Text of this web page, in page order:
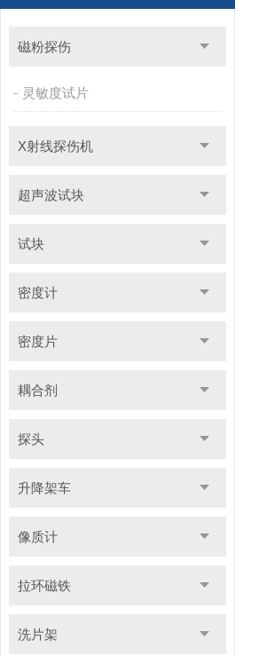
磁粉探伤
灵敏度试片
X射线探伤机
超声波试块
试块
密度计
密度片
耦合剂
探头
升降架车
像质计
拉环磁铁
洗片架